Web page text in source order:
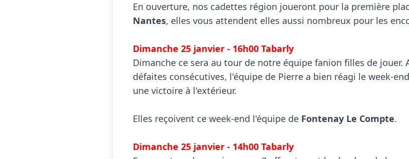
En ouverture, nos cadettes région joueront pour la première
Nantes, elles vous attendent elles aussi nombreux pour les
Dimanche 25 janvier - 16h00 Tabarly
Dimanche ce sera au tour de notre équipe fanion filles de jouer.
défaites consécutives, l'équipe de Pierre a bien réagi le week-
une victoire à l'extérieur.
Elles reçoivent ce week-end l'équipe de Fontenay Le Compte.
Dimanche 25 janvier - 14h00 Tabarly